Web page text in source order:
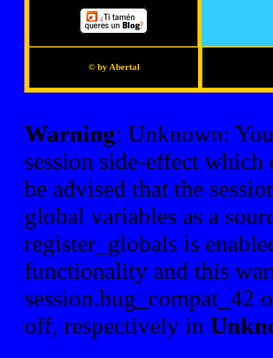
© by Abertal
Warning: Unknown:
session side-effect
be advised that the
global variables as a
register_globals is
functionality and this
session.bug_compat_42
off, respectively in